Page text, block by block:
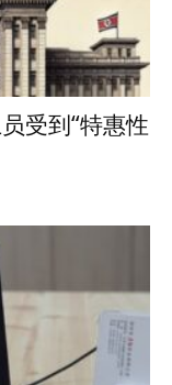
受到“特惠性